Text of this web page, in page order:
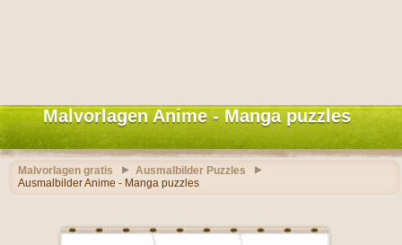
Malvorlagen Anime - Manga puzzles
Malvorlagen gratis
Ausmalbilder Puzzles
Ausmalbilder Anime - Manga puzzles